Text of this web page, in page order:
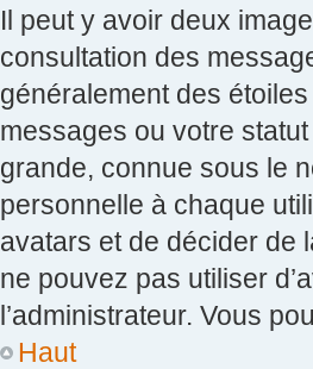
Il peut y avoir deux
consultation des
généralement des
messages ou votre
grande, connue sous le
personnelle à chaque
avatars et de décider de
ne pouvez pas utiliser
l’administrateur. Vous
Haut